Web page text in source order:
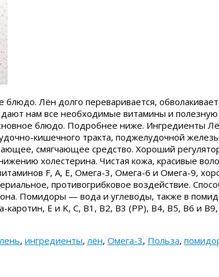
Лён долго переваривается, обволакивает
нам все необходимые витамины и
блюдо. Подробнее ниже. Ингредиенты
кишечного тракта, поджелудочной
смягчающее средство. Хороший
холестерина. Чистая кожа, красивые
F, A, E, Омега-3, Омега-6 и Омега-9,
противогрибковое воздействие.
Помидоры — вода и углеводы, также в
E и K, C, B1, B2, B3 (PP), B4, B5, B6 и
, ингредиенты,лён, Омега-3, Польза,